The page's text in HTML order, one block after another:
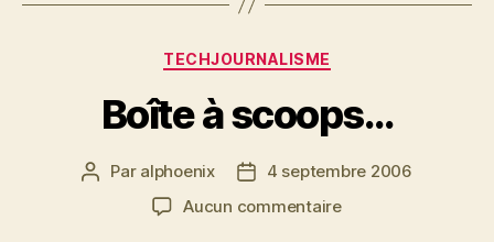
Catégories
TECHJOURNALISME
Boîte à scoops…
Auteur
Par alphoenix
Date4 septembre 2006
Aucun commentairesur